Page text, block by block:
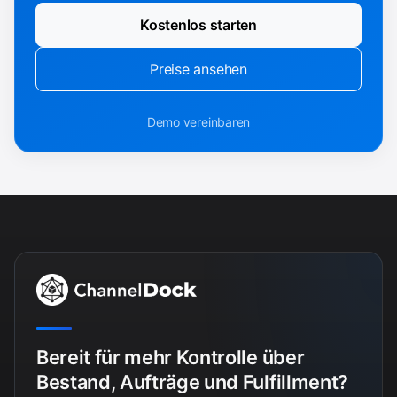
Kostenlos starten
Preise ansehen
Demo vereinbaren
Bereit für mehr Kontrolle über
Bestand, Aufträge und Fulfillment?